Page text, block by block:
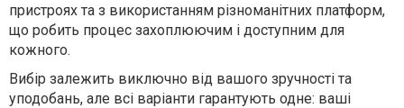
пристроях та з використанням різноманітних платформ,
що робить процес захоплюючим і доступним для
кожного.
Вибір залежить виключно від вашого зручності та
уподобань, але всі варіанти гарантують одне: ваші